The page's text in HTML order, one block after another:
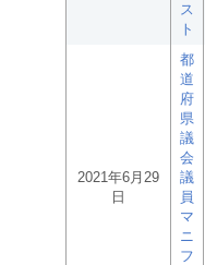
ス
ト
2021年6月29
日
都
道
府
県
議
会
議
員
マ
ニ
フ